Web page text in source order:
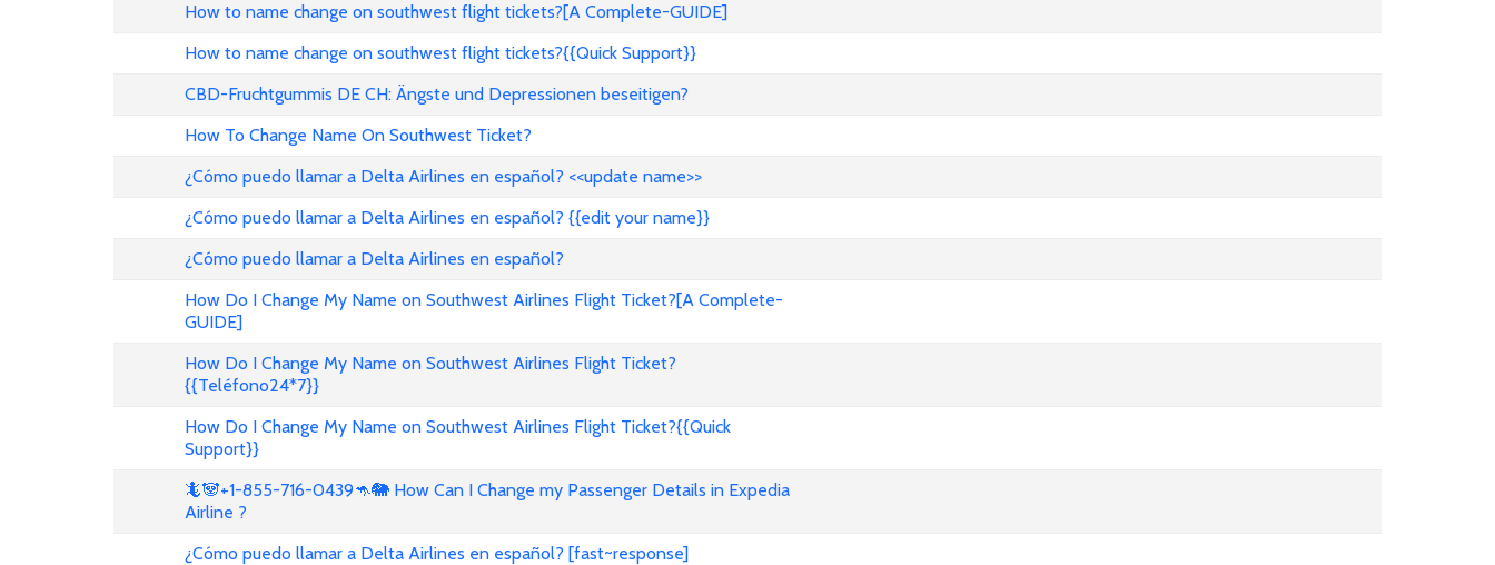
How to name change on southwest flight tickets?[A Complete-GUIDE]
How to name change on southwest flight tickets?{{Quick Support}}
CBD-Fruchtgummis DE CH: Ängste und Depressionen beseitigen?
How To Change Name On Southwest Ticket?
¿Cómo puedo llamar a Delta Airlines en español? <<update name>>
¿Cómo puedo llamar a Delta Airlines en español? {{edit your name}}
¿Cómo puedo llamar a Delta Airlines en español?
How Do I Change My Name on Southwest Airlines Flight Ticket?[A Complete-
GUIDE]
How Do I Change My Name on Southwest Airlines Flight Ticket?
{{Teléfono24*7}}
How Do I Change My Name on Southwest Airlines Flight Ticket?{{Quick
Support}}
🦎🐼+1-855-716-0439🦘🐘 How Can I Change my Passenger Details in Expedia
Airline ?
¿Cómo puedo llamar a Delta Airlines en español? [fast~response]